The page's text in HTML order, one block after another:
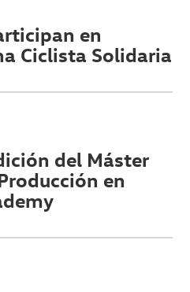
en
Ciclista Solidaria
del Máster
en